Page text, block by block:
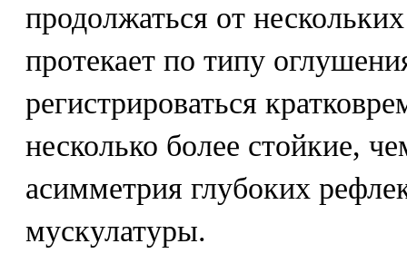
продолжаться от
протекает по типу
регистрироваться
несколько более стойкие,
асимметрия глубоких
мускулатуры.